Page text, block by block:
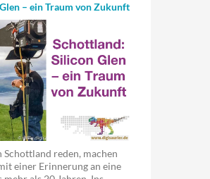
– ein Traum von Zukunft
Schottland reden, machen
einer Erinnerung an eine